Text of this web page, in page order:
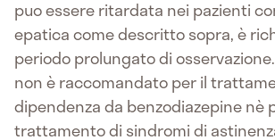
puo essere ritardata nei pazienti
epatica come descritto sopra, è
periodo prolungato di
non è raccomandato per il
dipendenza da benzodiazepine nè
trattamento di sindromi di